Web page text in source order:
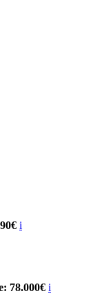
i
78.000€ i